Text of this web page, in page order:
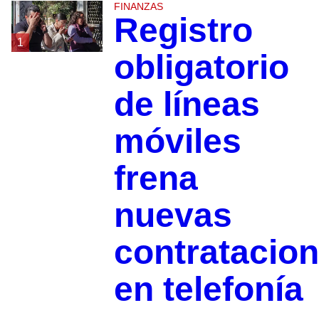
1
FINANZAS
Registro
obligatorio
de líneas
móviles
frena
nuevas
en telefonía